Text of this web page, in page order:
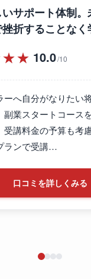
サポート体制。
折することなく
10.0/10
ーへ自分がなりたい
副業スタートコース
受講料金の予算も考
ランで受講…
口コミを詳しくみる